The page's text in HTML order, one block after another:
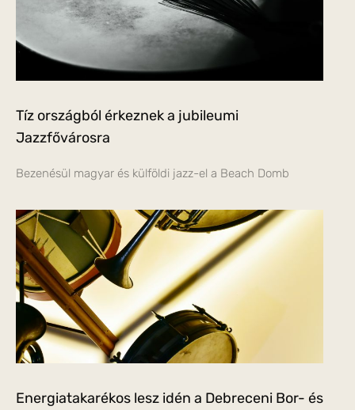
Tíz országból érkeznek a jubileumi
Jazzfővárosra
Bezenésül magyar és külföldi jazz-el a Beach Domb
Energiatakarékos lesz idén a Debreceni Bor- és